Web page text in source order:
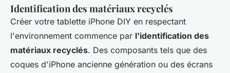
Identification des matériaux recyclés
Créer votre tablette iPhone DIY en respectant
l'environnement commence par l'identification des
matériaux recyclés. Des composants tels que des
coques d'iPhone ancienne génération ou des écrans